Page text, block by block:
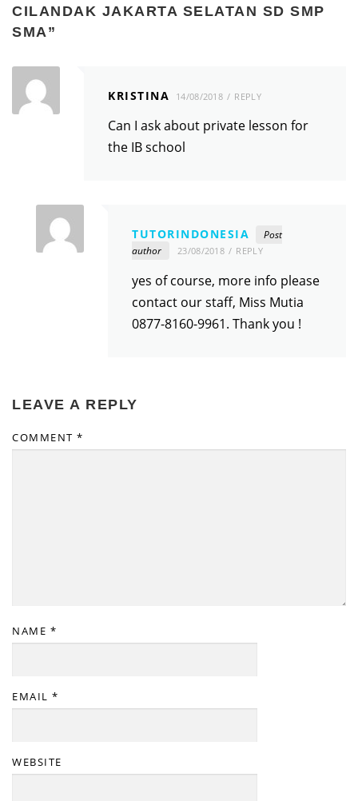
CILANDAK JAKARTA SELATAN SD SMP
SMA”
KRISTINA 14/08/2018 REPLY
Can I ask about private lesson for
the IB school
TUTORINDONESIA
Post
author
23/08/2018 REPLY
yes of course, more info please
contact our staff, Miss Mutia
0877-8160-9961. Thank you !
LEAVE A REPLY
COMMENT *
NAME *
EMAIL *
WEBSITE